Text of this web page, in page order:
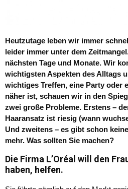
Heutzutage leben wir immer
leider immer unter dem
nächsten Tage und Monate. Wir
wichtigsten Aspekten des Alltags
wichtiges Treffen, eine Party oder
näher ist, schauen wir in den
zwei große Probleme. Erstens –
Haaransatz ist riesig (wann
Und zweitens – es gibt schon
mehr. Was sollten Sie machen?
Die Firma L’Oréal will den
haben, helfen.